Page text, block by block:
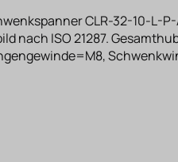
CLR-32-10-L-
nach ISO 21287.